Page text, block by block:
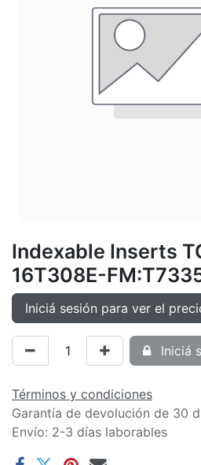
Indexable Inserts
16T308E-
Iniciá sesión para ver el
Iniciá
Términos y condiciones
Garantía de devolución de 30
Envío: 2-3 días laborables